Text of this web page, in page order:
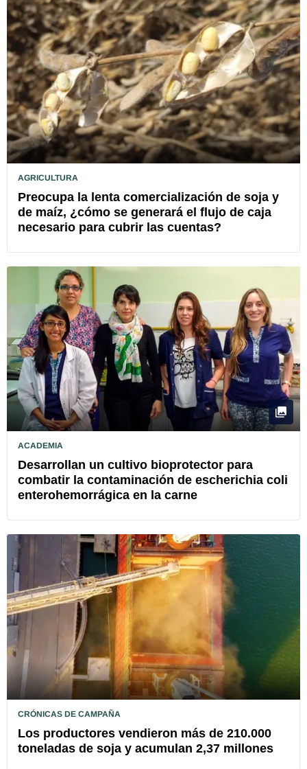
AGRICULTURA
Preocupa la lenta comercialización de soja y
de maíz, ¿cómo se generará el flujo de caja
necesario para cubrir las cuentas?
ACADEMIA
Desarrollan un cultivo bioprotector para
combatir la contaminación de escherichia coli
enterohemorrágica en la carne
CRÓNICAS DE CAMPAÑA
Los productores vendieron más de 210.000
toneladas de soja y acumulan 2,37 millones